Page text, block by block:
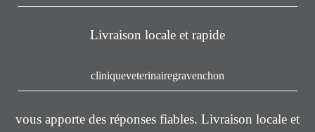
Livraison locale et rapide
cliniqueveterinairegravenchon
vous apporte des réponses fiables. Livraison locale et